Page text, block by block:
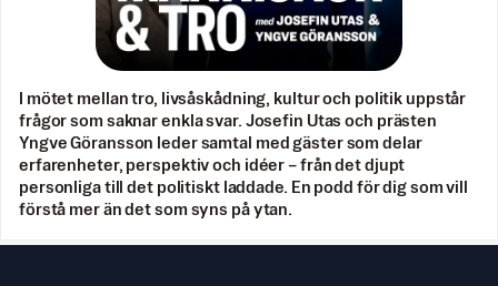
I mötet mellan tro, livsåskådning, kultur och politik uppstår
frågor som saknar enkla svar. Josefin Utas och prästen
Yngve Göransson leder samtal med gäster som delar
erfarenheter, perspektiv och idéer – från det djupt
personliga till det politiskt laddade. En podd för dig som vill
förstå mer än det som syns på ytan.